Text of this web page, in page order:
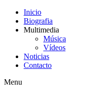
Inicio
Biografia
Multimedia
Música
Vídeos
Noticias
Contacto
Menu